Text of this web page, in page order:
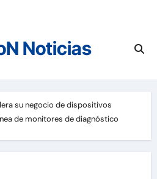
Noticias
su negocio de dispositivos
de monitores de diagnóstico